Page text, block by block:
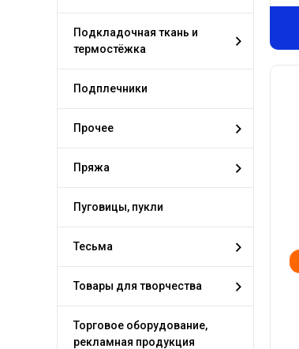
Подкладочная ткань и
термостёжка
Подплечники
Прочее
Пряжа
Пуговицы, пукли
Тесьма
Товары для творчества
Торговое оборудование,
рекламная продукция